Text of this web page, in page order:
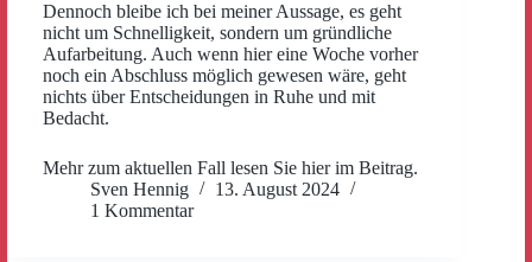
Dennoch bleibe ich bei meiner Aussage, es geht
nicht um Schnelligkeit, sondern um gründliche
Aufarbeitung. Auch wenn hier eine Woche vorher
noch ein Abschluss möglich gewesen wäre, geht
nichts über Entscheidungen in Ruhe und mit
Bedacht.
Mehr zum aktuellen Fall lesen Sie hier im Beitrag.
Sven Hennig
13. August 2024
1 Kommentar